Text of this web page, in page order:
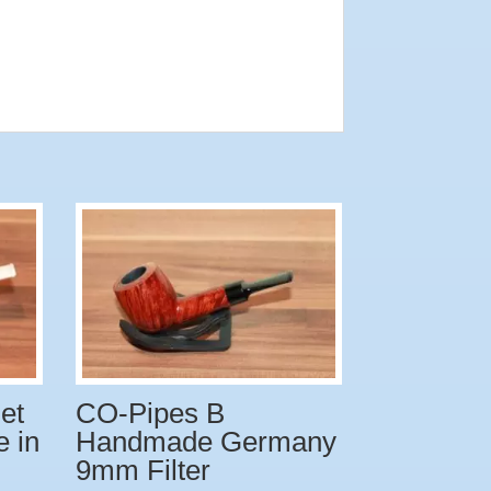
in
CO-Pipes B
Handmade Germany
9mm Filter